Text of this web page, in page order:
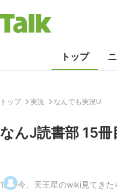
トップ
トップ 実況 なんでも実況U
なんJ読書部 15冊
1. 今、天王星のwiki見てき